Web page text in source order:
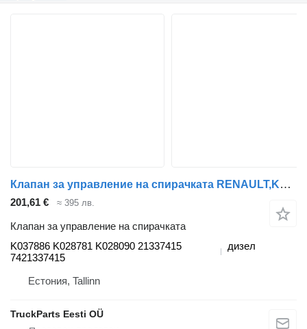
Клапан за управление на спирачката RENAULT,KNORR-BREMSE T (01.13-) K037886 за влекач Renault T (2013-)
201,61 € ≈ 395 лв.
Клапан за управление на спирачката
K037886 K028781 K028090 21337415
7421337415
дизел
Естония, Tallinn
TruckParts Eesti OÜ